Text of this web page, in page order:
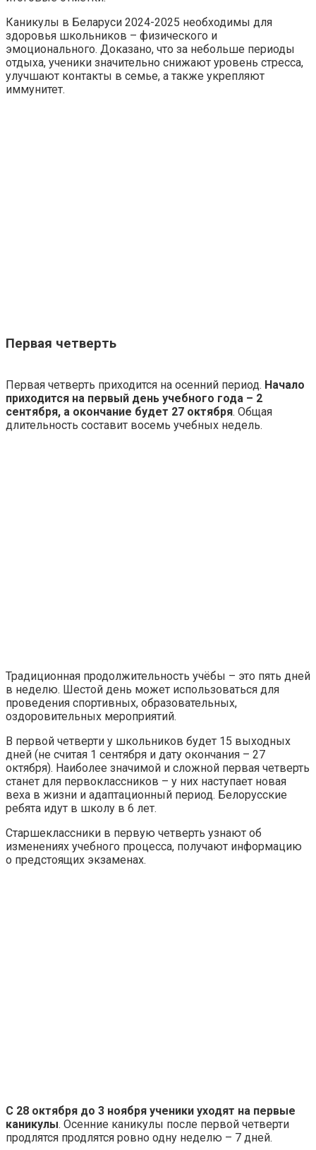
Каникулы в Беларуси 2024-2025 необходимы для
здоровья школьников – физического и
эмоционального. Доказано, что за небольше периоды
отдыха, ученики значительно снижают уровень стресса,
улучшают контакты в семье, а также укрепляют
иммунитет.
Первая четверть
Первая четверть приходится на осенний период. Начало
приходится на первый день учебного года – 2
сентября, а окончание будет 27 октября. Общая
длительность составит восемь учебных недель.
Традиционная продолжительность учёбы – это пять дней
в неделю. Шестой день может использоваться для
проведения спортивных, образовательных,
оздоровительных мероприятий.
В первой четверти у школьников будет 15 выходных
дней (не считая 1 сентября и дату окончания – 27
октября). Наиболее значимой и сложной первая четверть
станет для первоклассников – у них наступает новая
веха в жизни и адаптационный период. Белорусские
ребята идут в школу в 6 лет.
Старшеклассники в первую четверть узнают об
изменениях учебного процесса, получают информацию
о предстоящих экзаменах.
С 28 октября до 3 ноября ученики уходят на первые
каникулы. Осенние каникулы после первой четверти
продлятся продлятся ровно одну неделю – 7 дней.